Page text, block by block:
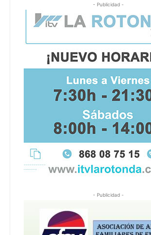
- Publicidad -
- Publicidad -